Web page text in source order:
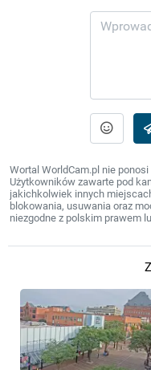
Wortal WorldCam.pl nie
Użytkowników zawarte pod
jakichkolwiek innych
blokowania, usuwania oraz
niezgodne z polskim prawem